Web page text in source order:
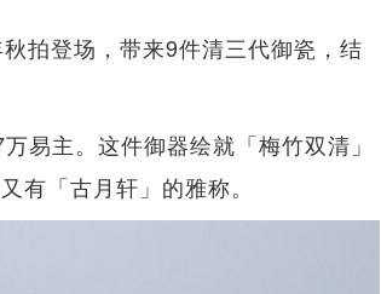
拍登场，带来9件清三代御瓷，结
易主。这件御器绘就「梅竹双清」
有「古月轩」的雅称。